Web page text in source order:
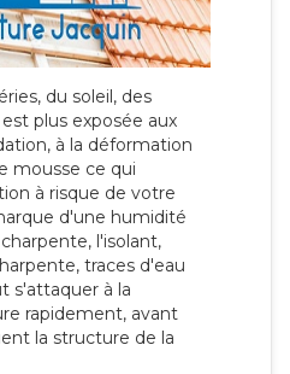
du soleil, des
plus exposée aux
à la déformation
mousse ce qui
à risque de votre
d'une humidité
l'isolant,
traces d'eau
s'attaquer à la
rapidement, avant
la structure de la